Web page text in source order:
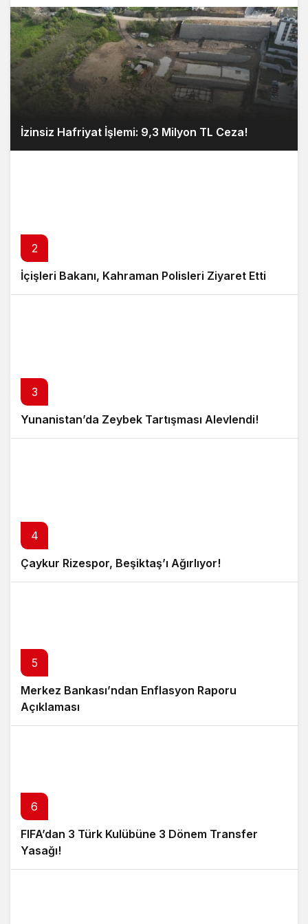
İzinsiz Hafriyat İşlemi: 9,3 Milyon TL Ceza!
2
İçişleri Bakanı, Kahraman Polisleri Ziyaret Etti
3
Yunanistan’da Zeybek Tartışması Alevlendi!
4
Çaykur Rizespor, Beşiktaş’ı Ağırlıyor!
5
Merkez Bankası’ndan Enflasyon Raporu
Açıklaması
6
FIFA’dan 3 Türk Kulübüne 3 Dönem Transfer
Yasağı!